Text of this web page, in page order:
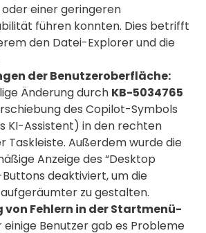
einer geringeren
führen konnten. Dies betrifft
den Datei-Explorer und die
der Benutzeroberfläche:
Änderung durch KB-5034765
des Copilot-Symbols
KI-Assistent) in den rechten
Taskleiste. Außerdem wurde die
Anzeige des “Desktop
deaktiviert, um die
zu gestalten.
von Fehlern in der Startmenü-
einige Benutzer gab es Probleme